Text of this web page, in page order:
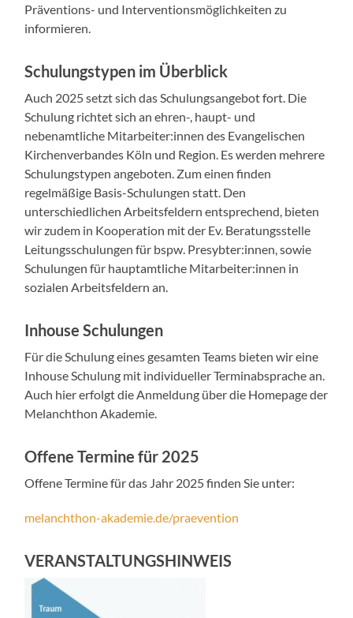
Präventions- und Interventionsmöglichkeiten zu
informieren.
Schulungstypen im Überblick
Auch 2025 setzt sich das Schulungsangebot fort. Die
Schulung richtet sich an ehren-, haupt- und
nebenamtliche Mitarbeiter:innen des Evangelischen
Kirchenverbandes Köln und Region. Es werden mehrere
Schulungstypen angeboten. Zum einen finden
regelmäßige Basis-Schulungen statt. Den
unterschiedlichen Arbeitsfeldern entsprechend, bieten
wir zudem in Kooperation mit der Ev. Beratungsstelle
Leitungsschulungen für bspw. Presybter:innen, sowie
Schulungen für hauptamtliche Mitarbeiter:innen in
sozialen Arbeitsfeldern an.
Inhouse Schulungen
Für die Schulung eines gesamten Teams bieten wir eine
Inhouse Schulung mit individueller Terminabsprache an.
Auch hier erfolgt die Anmeldung über die Homepage der
Melanchthon Akademie.
Offene Termine für 2025
Offene Termine für das Jahr 2025 finden Sie unter:
melanchthon-akademie.de/praevention
VERANSTALTUNGSHINWEIS